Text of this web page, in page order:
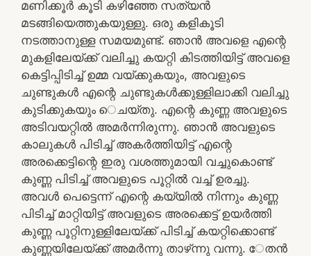
മണിക്കൂര്‍ കൂടി കഴിഞ്ഞേ സത്യന്‍
മടങ്ങിയെത്തുകയുള്ളു. ഒരു കളികൂടി
നടത്താനുള്ള സമയമുണ്ട്‌. ഞാന്‍ അവളെ എന്റെ
മുകളിലേയ്‌ക്ക്‌ വലിച്ചു കയറ്റി കിടത്തിയിട്ട്‌ അവളെ
കെട്ടിപ്പിടിച്ച്‌ ഉമ്മ വയ്‌ക്കുകയും, അവളുടെ
ചുണ്ടുകള്‍ എന്റെ ചുണ്ടുകള്‍ക്കുള്ളിലാക്കി വലിച്ചു
കുടിക്കുകയും െചയ്‌തു. എന്റെ കുണ്ണ അവളുടെ
അടിവയറ്റില്‍ അമര്‍ന്നിരുന്നു. ഞാന്‍ അവളുടെ
കാലുകള്‍ പിടിച്ച്‌ അകര്‍ത്തിയിട്ട്‌ എന്റെ
അരക്കെട്ടിന്റെ ഇരു വശത്തുമായി വച്ചുകൊണ്ട്‌
കുണ്ണ പിടിച്ച്‌ അവളുടെ പൂറ്റില്‍ വച്ച്‌ ഉരച്ചു.
അവള്‍ പെട്ടെന്ന്‌ എന്റെ കയ്യില്‍ നിന്നും കുണ്ണ
പിടിച്ച്‌ മാറ്റിയിട്ട്‌ അവളുടെ അരക്കെട്ട്‌ ഉയര്‍ത്തി
കുണ്ണ പൂറ്റിനുള്ളിലേയ്‌ക്ക്‌ പിടിച്ച്‌ കയറ്റിക്കൊണ്ട്‌
കുണ്ണയിലേയ്‌ക്ക്‌ അമര്‍ന്നു താഴ്‌ന്നു വന്നു. േതന്‍